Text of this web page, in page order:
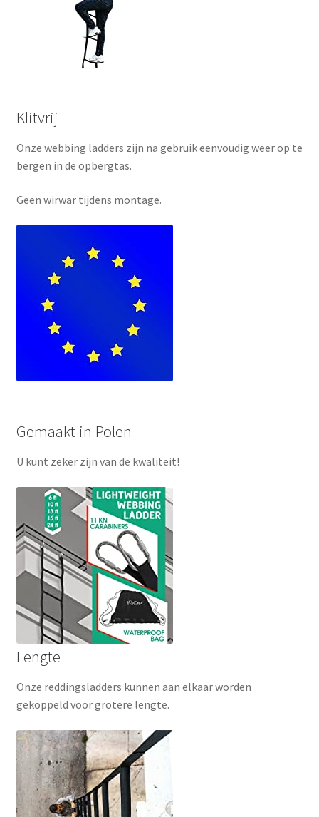
Klitvrij
Onze webbing ladders zijn na gebruik eenvoudig weer op te
bergen in de opbergtas.
Geen wirwar tijdens montage.
Gemaakt in Polen
U kunt zeker zijn van de kwaliteit!
Lengte
Onze reddingsladders kunnen aan elkaar worden
gekoppeld voor grotere lengte.